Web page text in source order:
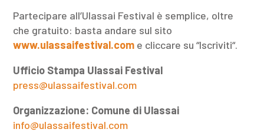
Partecipare all’Ulassai Festival è semplice, oltre
che gratuito: basta andare sul sito
www.ulassaifestival.com e cliccare su “Iscriviti“.
Ufficio Stampa Ulassai Festival
press@ulassaifestival.com
Organizzazione: Comune di Ulassai
info@ulassaifestival.com